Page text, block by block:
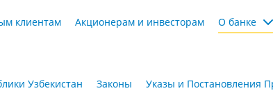
клиентам Акционерам и инвесторам О банке
Узбекистан Законы Указы и Постановления